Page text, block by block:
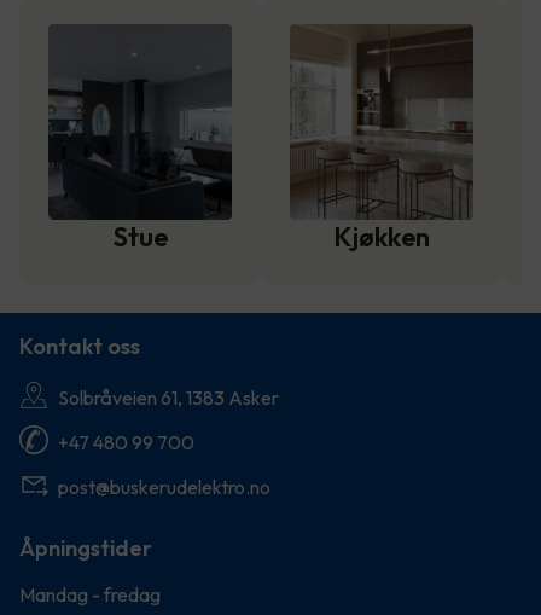
Stue Kjøkken
Kontakt oss
Solbråveien 61, 1383 Asker
+47 480 99 700
post@buskerudelektro.no
Åpningstider
Mandag - fredag